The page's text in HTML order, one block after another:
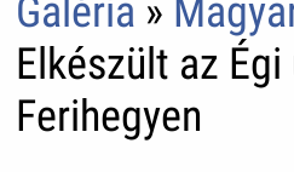
Galéria »
Elkészült az Égi
Ferihegyen